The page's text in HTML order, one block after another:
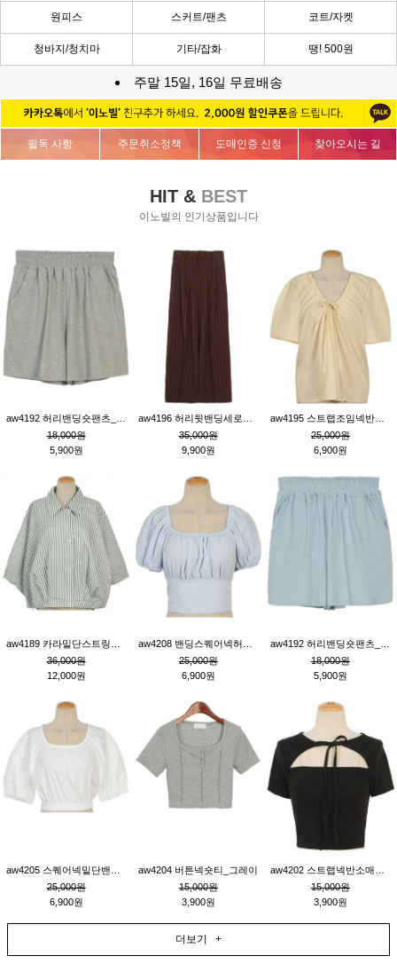
원피스 스커트/팬츠 코트/자켓
청바지/청치마 기타/잡화 땡! 500원
주말 15일, 16일 무료배송
필독 사항 주문취소정책 도매인증 신청 찾아오시는 길
HIT & BEST
이노빌의 인기상품입니다
18,000원
5,900원
35,000원
9,900원
25,000원
6,900원
36,000원
12,000원
25,000원
6,900원
18,000원
5,900원
25,000원
6,900원
aw4204 버튼넥숏티_그레이
15,000원
3,900원
15,000원
3,900원
더보기 +